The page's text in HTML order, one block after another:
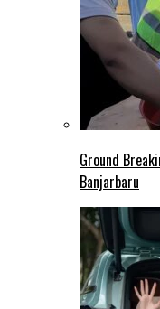
Ground
Banjarbaru